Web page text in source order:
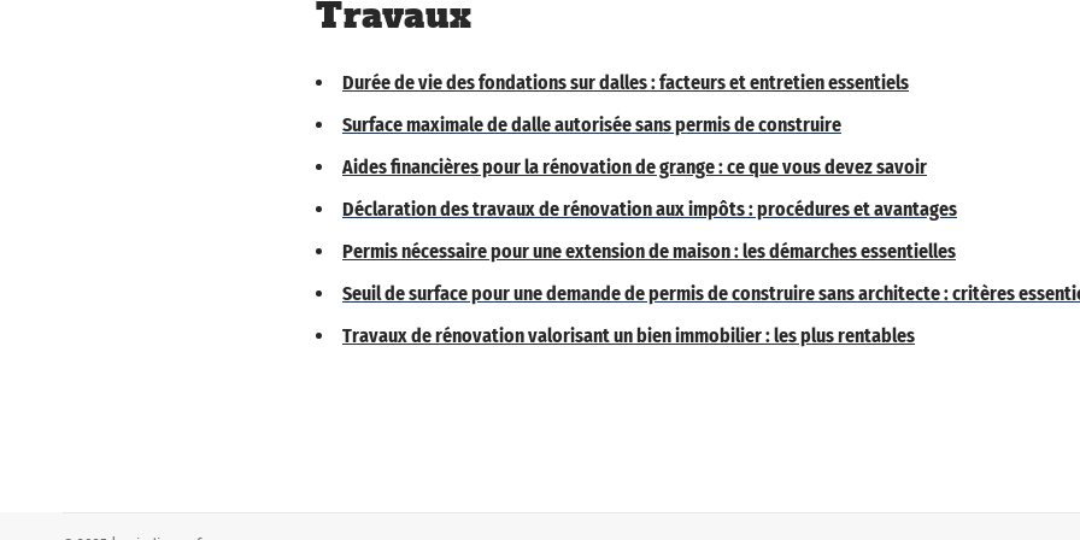
Travaux
Durée de vie des fondations sur dalles : facteurs et entretien essentiels
Surface maximale de dalle autorisée sans permis de construire
Aides financières pour la rénovation de grange : ce que vous devez savoir
Déclaration des travaux de rénovation aux impôts : procédures et avantages
Permis nécessaire pour une extension de maison : les démarches essentielles
Seuil de surface pour une demande de permis de construire sans architecte : critères
Travaux de rénovation valorisant un bien immobilier : les plus rentables